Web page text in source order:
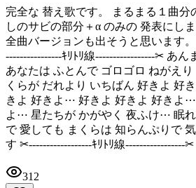
完全な 替え歌です。 まるまる１曲分
しのサビの部分＋‪α のみの 発表にし
全曲バージョンも出そうと思います
----------------ｷﾘﾄﾘ線-----------------‪✂︎ あ
あなたは ふとんで ゴロゴロ ねがえり
くらが だれより いちばん 好きよ 好
きよ 好きよ⋯ 好きよ 好きよ 好きよ⋯
よ⋯ 星たちが かがやく 夜ふけ⋯ 眠
で 愛しても まくらは 知らんぷりで
す ‪✂︎‬------------------ｷﾘﾄﾘ線-----------------‪✂︎
312